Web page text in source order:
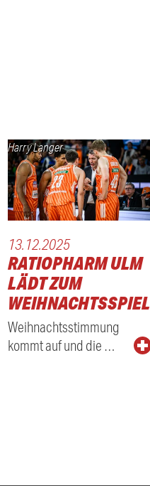
Harry Langer
13.12.2025
RATIOPHARM ULM
LÄDT ZUM
WEIHNACHTSSPIEL
Weihnachtsstimmung
kommt auf und die …